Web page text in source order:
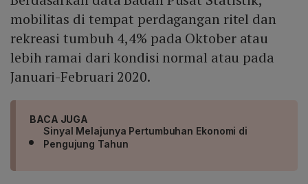
mobilitas di tempat perdagangan ritel dan
rekreasi tumbuh 4,4% pada Oktober atau
lebih ramai dari kondisi normal atau pada
Januari-Februari 2020.
BACA JUGA
Sinyal Melajunya Pertumbuhan Ekonomi di
Pengujung Tahun